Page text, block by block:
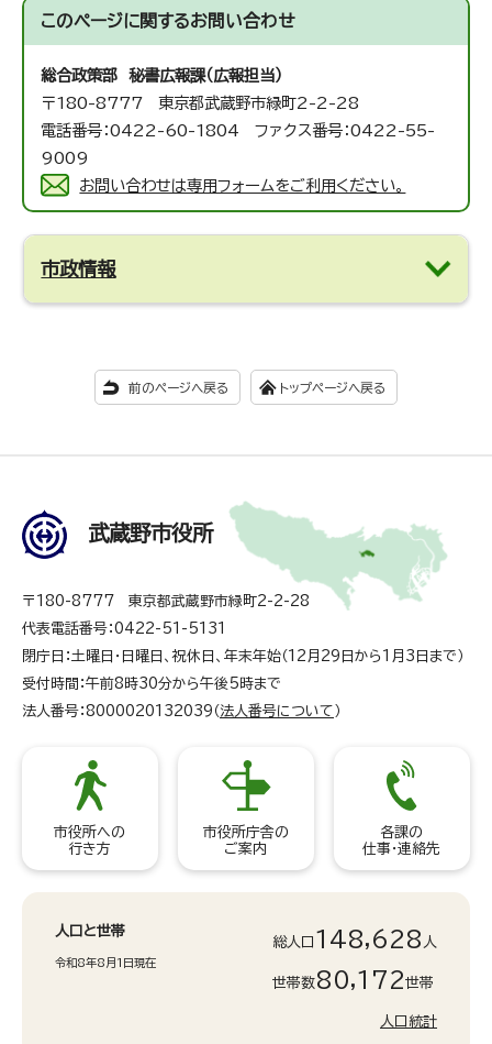
このページに関するお問い合わせ
総合政策部 秘書広報課（広報担当）
〒180-8777 東京都武蔵野市緑町2-2-28
電話番号：0422-60-1804 ファクス番号：0422-55-
9009
お問い合わせは専用フォームをご利用ください。
市政情報
前のページへ戻る トップページへ戻る
武蔵野市役所
〒180-8777 東京都武蔵野市緑町2-2-28
代表電話番号：0422-51-5131
閉庁日：土曜日・日曜日、祝休日、年末年始（12月29日から1月3日まで）
受付時間：午前8時30分から午後5時まで
法人番号：8000020132039（ 法人番号について ）
市役所への
行き方
市役所庁舎の
ご案内
各課の
仕事・連絡先
人口と世帯
令和8年8月1日現在
総人口 148,628 人
世帯数80,172世帯
人口統計